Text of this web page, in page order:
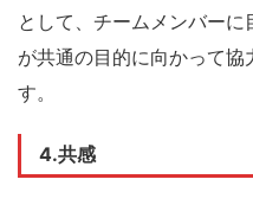
として、チームメンバー
が共通の目的に向かって協
す。
4.共感